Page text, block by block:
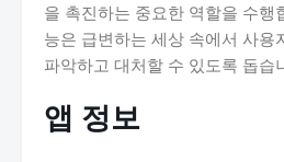
을 촉진하는 중요한 역할을 수행
능은 급변하는 세상 속에서 사용
파악하고 대처할 수 있도록 돕습
앱 정보